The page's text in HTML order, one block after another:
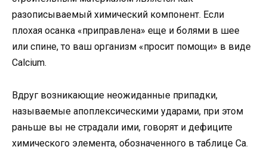
разописываемый химический компонент. Если
плохая осанка «приправлена» еще и болями в шее
или спине, то ваш организм «просит помощи» в виде
Calcium.
Вдруг возникающие неожиданные припадки,
называемые апоплексическими ударами, при этом
раньше вы не страдали ими, говорят и дефиците
химического элемента, обозначенного в таблице Ca.